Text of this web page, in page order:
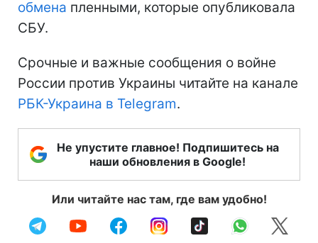
обмена пленными, которые опубликовала
СБУ.
Срочные и важные сообщения о войне
России против Украины читайте на канале
РБК-Украина в Telegram.
Не упустите главное! Подпишитесь на
наши обновления в Google!
Или читайте нас там, где вам удобно!